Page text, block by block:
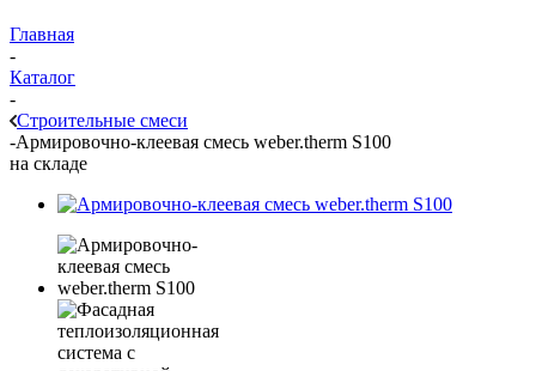
Главная
-
Каталог
-
Строительные смеси
-Армировочно-клеевая смесь weber.therm S100
на складе